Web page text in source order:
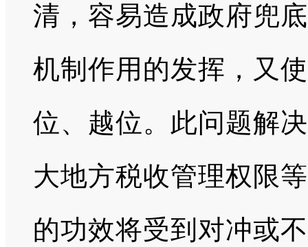
清，容易造成政府兜
机制作用的发挥，又
位、越位。此问题解
大地方税收管理权限
的功效将受到对冲或